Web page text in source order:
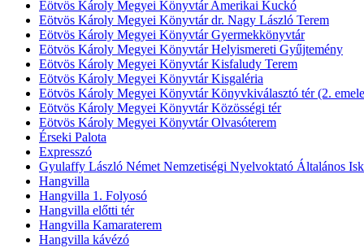
Eötvös Károly Megyei Könyvtár Amerikai Kuckó
Eötvös Károly Megyei Könyvtár dr. Nagy László Terem
Eötvös Károly Megyei Könyvtár Gyermekkönyvtár
Eötvös Károly Megyei Könyvtár Helyismereti Gyűjtemény
Eötvös Károly Megyei Könyvtár Kisfaludy Terem
Eötvös Károly Megyei Könyvtár Kisgaléria
Eötvös Károly Megyei Könyvtár Könyvkiválasztó tér (2.
Eötvös Károly Megyei Könyvtár Közösségi tér
Eötvös Károly Megyei Könyvtár Olvasóterem
Érseki Palota
Expresszó
Gyulaffy László Német Nemzetiségi Nyelvoktató Általános
Hangvilla
Hangvilla 1. Folyosó
Hangvilla előtti tér
Hangvilla Kamaraterem
Hangvilla kávézó